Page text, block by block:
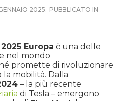
2025. PUBBLICATO IN
Europa è una delle
nel mondo
promette di rivoluzionare
la mobilità. Dalla
– la più recente
di Tesla – emergono